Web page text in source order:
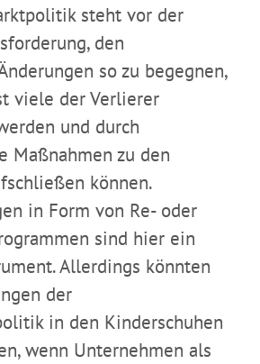
steht vor der
den
so zu begegnen,
viele der Verlierer
und durch
Maßnahmen zu den
können.
in Form von Re- oder
sind hier ein
Allerdings könnten
der
in den Kinderschuhen
wenn Unternehmen als